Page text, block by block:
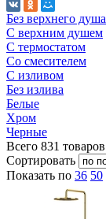
Без верхнего душа
С верхним душем
С термостатом
Со смесителем
С изливом
Без излива
Белые
Хром
Черные
Всего 831 товаров
Сортировать
Показать по 36 50